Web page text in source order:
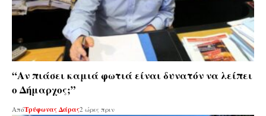
“Αν πιάσει καμιά φωτιά είναι δυνατόν να λείπει
ο Δήμαρχος;”
ΑπόΤρύφωνας Δάρας2 ώρες πριν